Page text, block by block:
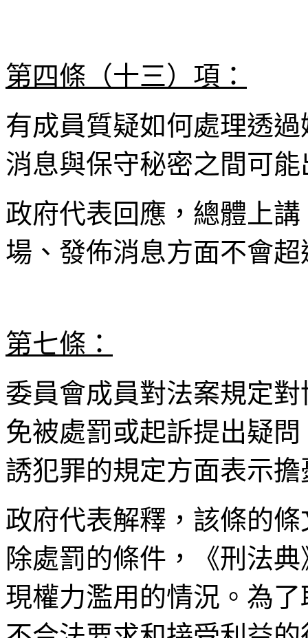
第四條（十三）項：
有成員質疑如何處理透
消息與保守秘密之間可
政府代表回應，總體上
場、發佈消息方面不會
第七條：
委員會成員對法案規定
免被處罰或起訴提出疑
誘犯罪的規定方面表示擔
政府代表解釋，該條的
除處罰的條件，《刑法
現權力濫用的情況。為